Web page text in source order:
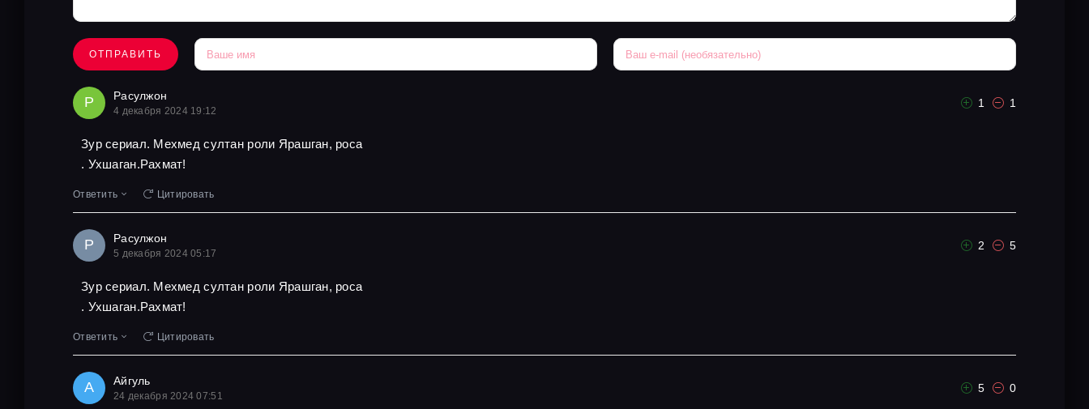
ОТПРАВИТЬ
Р Расулжон
4 декабря 2024 19:12
1 1
Зур сериал. Мехмед султан роли Ярашган, роса
. Ухшаган.Рахмат!
Ответить Цитировать
Р Расулжон
5 декабря 2024 05:17
2 5
Зур сериал. Мехмед султан роли Ярашган, роса
. Ухшаган.Рахмат!
Ответить Цитировать
А Айгуль
24 декабря 2024 07:51
5 0